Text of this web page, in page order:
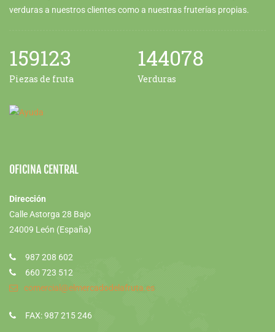
verduras a nuestros clientes como a nuestras fruterías propias.
159123
Piezas de fruta
144078
Verduras
OFICINA CENTRAL
Dirección
Calle Astorga 28 Bajo
24009 León (España)
987 208 602
660 723 512
comercial@elmercadodelafruta.es
FAX: 987 215 246